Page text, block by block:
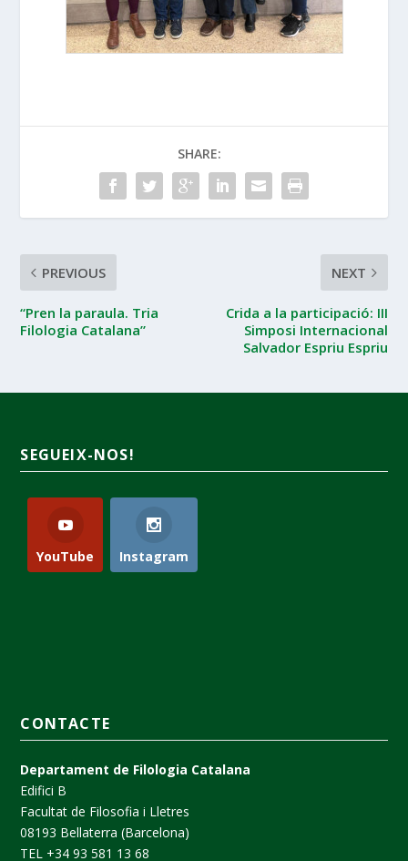
SHARE:
PREVIOUS
“Pren la paraula. Tria
Filologia Catalana”
NEXT
Crida a la participació: III
Simposi Internacional
Salvador Espriu Espriu
SEGUEIX-NOS!
YouTube Instagram
CONTACTE
Departament de Filologia Catalana
Edifici B
Facultat de Filosofia i Lletres
08193 Bellaterra (Barcelona)
TEL +34 93 581 13 68